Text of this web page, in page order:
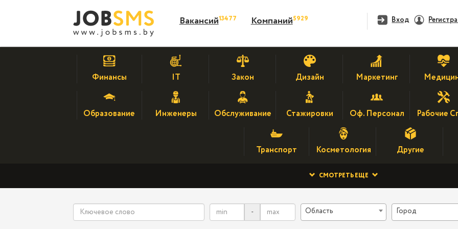
Вакансий13477 Компаний5929 Вход
Финансы IT Закон Дизайн Маркетинг
Образование Инженеры Обслуживание Стажировки Оф. Персонал Рабочие
Транспорт Косметология Другие
СМОТРЕТЬ ЕЩЕ
- Область Город